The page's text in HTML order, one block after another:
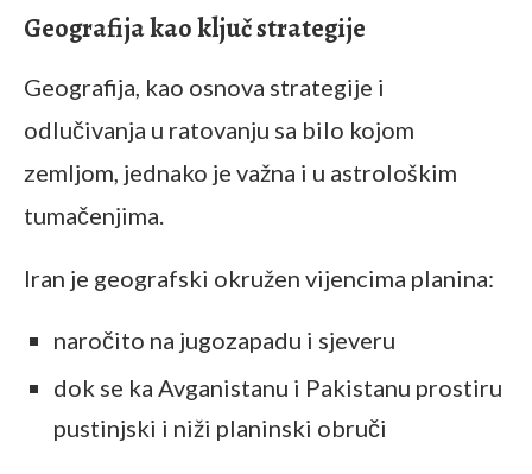
Geografija kao ključ strategije
Geografija, kao osnova strategije i
odlučivanja u ratovanju sa bilo kojom
zemljom, jednako je važna i u astrološkim
tumačenjima.
Iran je geografski okružen vijencima planina:
naročito na jugozapadu i sjeveru
dok se ka Avganistanu i Pakistanu prostiru
pustinjski i niži planinski obruči